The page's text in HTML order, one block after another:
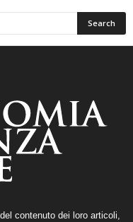
contenuto dei loro articoli,